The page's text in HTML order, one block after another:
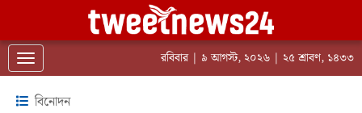
Toggle navigation রবিবার | ৯ আগস্ট, ২০২৬ | ২৫ শ্রাবণ, ১৪৩৩
বিনোদন